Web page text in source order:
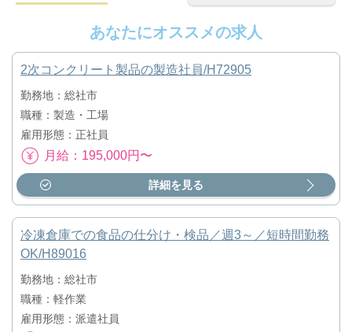
あなたにオススメの求人
2次コンクリート製品の製造社員/H72905
勤務地：総社市
職種：製造・工場
雇用形態：正社員
月給：195,000円〜
詳細を見る
冷凍倉庫での食品の仕分け・検品／週3～／短時間勤務
OK/H89016
勤務地：総社市
職種：軽作業
雇用形態：派遣社員